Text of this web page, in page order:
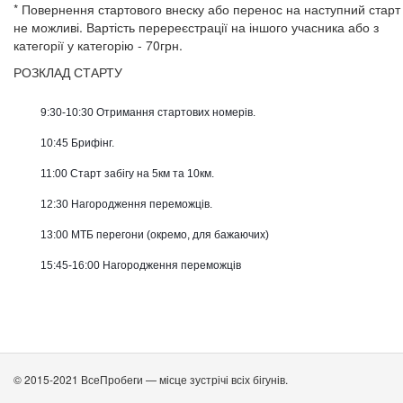
* Повернення стартового внеску або перенос на наступний
не можливі. Вартість перереєстрації на іншого учасника або з
категорії у категорію - 70грн.
РОЗКЛАД СТАРТУ
          9:30-10:30 Отримання стартових номерів.
          10:45 Брифінг.
          11:00 Старт забігу на 5км та 10км.
          12:30 Нагородження переможців.
          13:00 МТБ перегони (окремо, для бажаючих)
© 2015-2021 ВсеПробеги — місце зустрічі всіх бігунів.